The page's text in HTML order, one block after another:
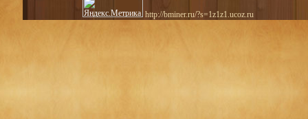
http://bminer.ru/?s=1z1z1.ucoz.ru